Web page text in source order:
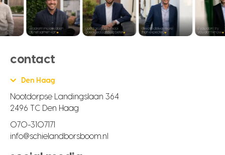
contact
Den Haag
Nootdorpse Landingslaan 364
2496 TC Den Haag
070-3107171
info@schielandborsboom.nl